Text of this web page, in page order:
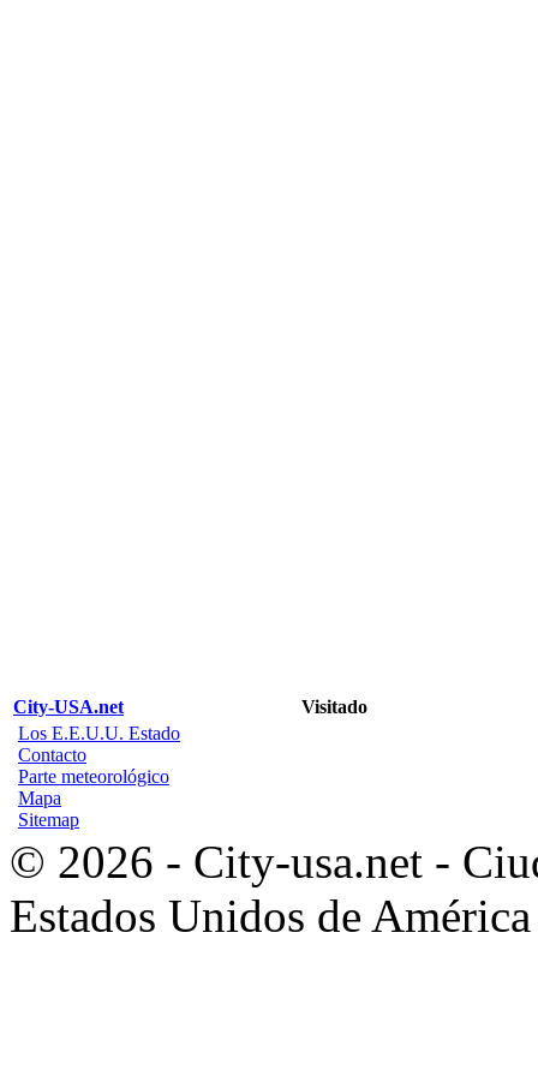
City-USA.net
Visitado
Los E.E.U.U. Estado
Contacto
Parte meteorológico
Mapa
Sitemap
© 2026 - City-usa.net -
Estados Unidos de América